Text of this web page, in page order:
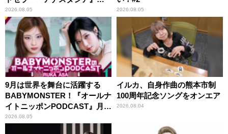
紹介
2026.08.05 2026.08.05
9月は世界を舞台に活躍する
BABYMONSTER！『オールナ
イトニッポンPODCAST』月替
わりパーソナリティ
2026.08.05
イルカ、自身作曲の熊本市制
100周年記念ソングをオンエア
2026.08.04